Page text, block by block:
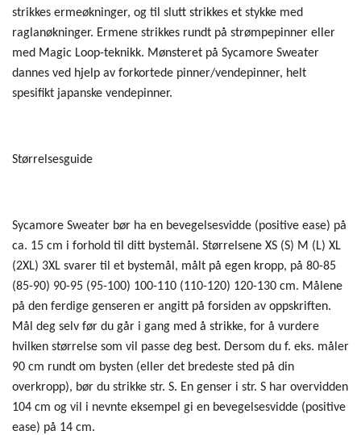
strikkes ermeøkninger, og til slutt strikkes et stykke med
raglanøkninger. Ermene strikkes rundt på strømpepinner eller
med Magic Loop-teknikk. Mønsteret på Sycamore Sweater
dannes ved hjelp av forkortede pinner/vendepinner, helt
spesifikt japanske vendepinner.
Størrelsesguide
Sycamore Sweater bør ha en bevegelsesvidde (positive ease) på
ca. 15 cm i forhold til ditt bystemål. Størrelsene XS (S) M (L) XL
(2XL) 3XL svarer til et bystemål, målt på egen kropp, på 80-85
(85-90) 90-95 (95-100) 100-110 (110-120) 120-130 cm. Målene
på den ferdige genseren er angitt på forsiden av oppskriften.
Mål deg selv før du går i gang med å strikke, for å vurdere
hvilken størrelse som vil passe deg best. Dersom du f. eks. måler
90 cm rundt om bysten (eller det bredeste sted på din
overkropp), bør du strikke str. S. En genser i str. S har overvidden
104 cm og vil i nevnte eksempel gi en bevegelsesvidde (positive
ease) på 14 cm.